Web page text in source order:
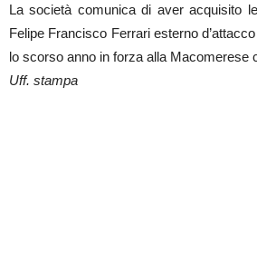
La società comunica di aver acquisito
Felipe Francisco Ferrari esterno
lo scorso anno in forza alla Macomerese
Uff. stampa